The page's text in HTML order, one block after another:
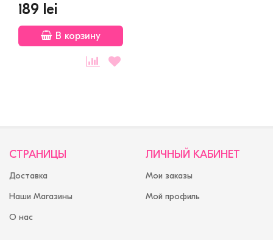
189 lei
В корзину
СТРАНИЦЫ
Доставка
Наши Магазины
О нас
ЛИЧНЫЙ КАБИНЕТ
Мои заказы
Мой профиль